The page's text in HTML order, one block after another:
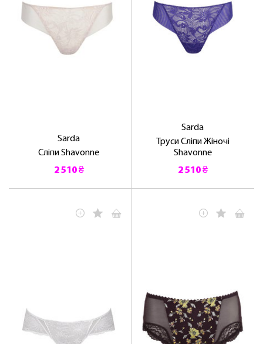
Sarda
Сліпи Shavonne
2 510 ₴
Sarda
Труси Сліпи Жіночі
Shavonne
2 510 ₴